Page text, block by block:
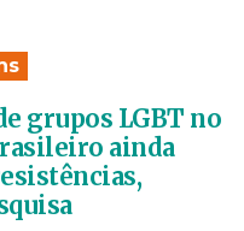
grupos LGBT no
ainda